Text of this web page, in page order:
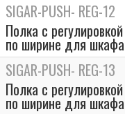
SIGAR-PUSH- REG-12
Полка с
по ширине для
SIGAR-PUSH- REG-13
Полка с
по ширине для